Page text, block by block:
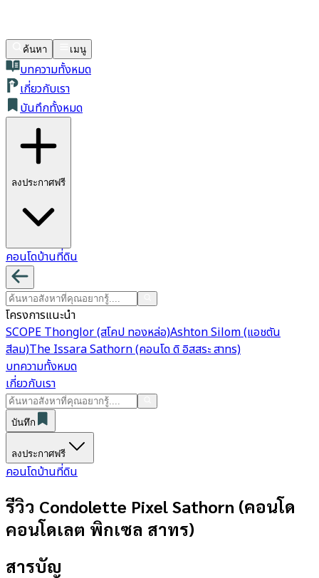
ค้นหา เมนู
บทความทั้งหมด
เกี่ยวกับเรา
บันทึกทั้งหมด
ลงประกาศฟรี
คอนโดบ้านที่ดิน
โครงการแนะนำ
SCOPE Thonglor (สโคป ทองหล่อ)Ashton Silom (แอชตัน
สีลม)The Issara Sathorn (คอนโด ดิ อิสสระ สาทร)
บทความทั้งหมด
เกี่ยวกับเรา
บันทึก
ลงประกาศฟรี
คอนโดบ้านที่ดิน
รีวิว Condolette Pixel Sathorn (คอนโด
คอนโดเลต พิกเซล สาทร)
สารบัญ